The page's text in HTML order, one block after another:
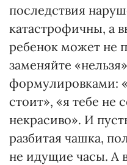
последствия
катастрофичны, а
ребенок может не
заменяйте
формулировками:
стоит», «я тебе не
некрасиво». И
разбитая чашка,
не идущие часы. А